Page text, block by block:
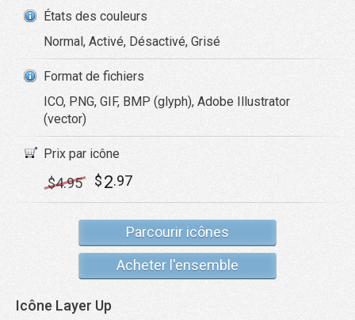
États des couleurs
Normal, Activé, Désactivé, Grisé
Format de fichiers
ICO, PNG, GIF, BMP (glyph), Adobe Illustrator
(vector)
Prix par icône
$4.95 $2.97
Parcourir icônes
Acheter l'ensemble
Icône Layer Up